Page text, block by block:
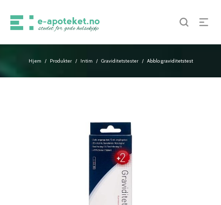
Hjem / Produkter / Intim / Graviditetstester / Abblo graviditetstest